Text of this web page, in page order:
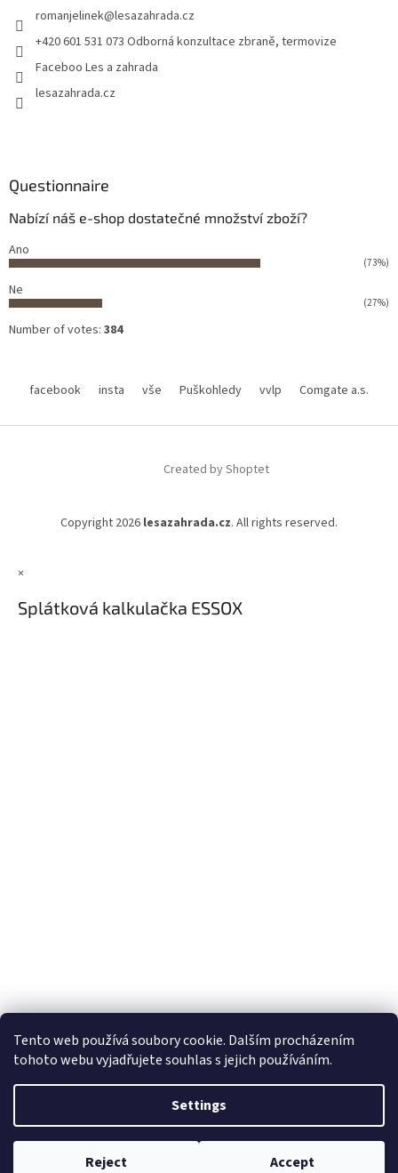
Tento web používá soubory cookie. Dalším procházením
tohoto webu vyjadřujete souhlas s jejich používáním.
Settings
Reject Accept
romanjelinek@lesazahrada.cz
+420 601 531 073 Odborná konzultace zbraně, termovize
Faceboo Les a zahrada
lesazahrada.cz
Questionnaire
Nabízí náš e-shop dostatečné množství zboží?
Ano
(73%)
Ne
(27%)
Number of votes: 384
facebook insta vše Puškohledy vvlp Comgate a.s.
Created by Shoptet
Copyright 2026 lesazahrada.cz. All rights reserved.
×
Splátková kalkulačka ESSOX